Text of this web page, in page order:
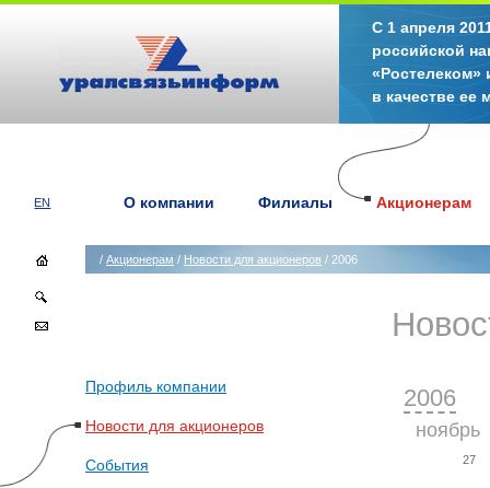
С 1 апреля
российской
«Ростелеком»
в качестве ее
EN О компании Филиалы Акционерам
/ Акционерам / Новости для акционеров / 2006
Профиль компании
Новости для акционеров
События
2006
ноябрь
27